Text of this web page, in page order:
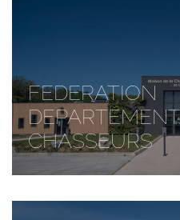
FEDERATION
CHASSEURS